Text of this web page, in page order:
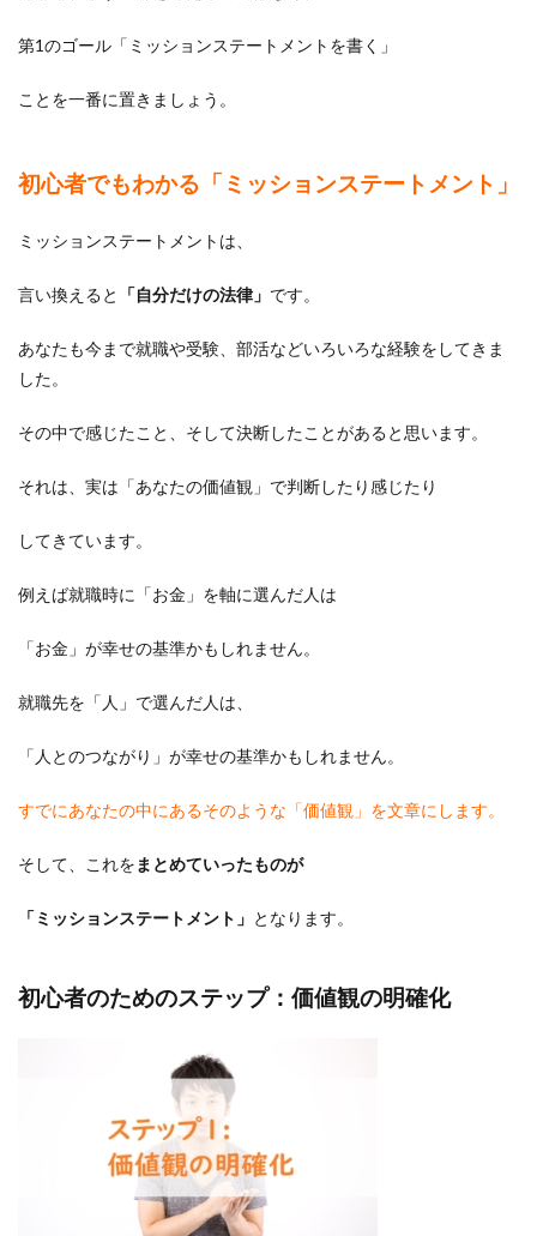
第1のゴール「ミッションステートメントを書く」
ことを一番に置きましょう。
初心者でもわかる「ミッションステートメント」
ミッションステートメントは、
言い換えると 「自分だけの法律」 です。
あなたも今まで就職や受験、部活などいろいろな経験をしてきま
した。
その中で感じたこと、そして決断したことがあると思います。
それは、実は「あなたの価値観」で判断したり感じたり
してきています。
例えば就職時に「お金」を軸に選んだ人は
「お金」が幸せの基準かもしれません。
就職先を「人」で選んだ人は、
「人とのつながり」が幸せの基準かもしれません。
すでにあなたの中にあるそのような「価値観」を文章にします。
そして、これを まとめていったものが
「ミッションステートメント」 となります。
初心者のためのステップ：価値観の明確化